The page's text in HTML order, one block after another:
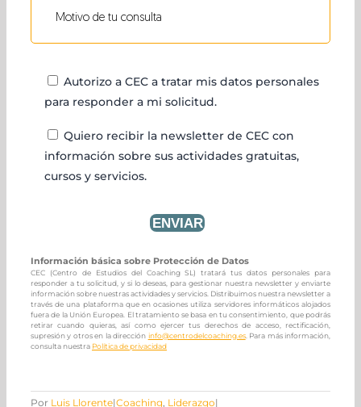
Autorizo a CEC a tratar mis datos personales
para responder a mi solicitud.
Quiero recibir la newsletter de CEC con
información sobre sus actividades gratuitas,
cursos y servicios.
Información básica sobre Protección de Datos
CEC (Centro de Estudios del Coaching SL) tratará tus datos personales para
responder a tu solicitud, y si lo deseas, para gestionar nuestra newsletter y enviarte
información sobre nuestras actividades y servicios. Distribuimos nuestra newsletter a
través de una plataforma que en ocasiones utiliza servidores informáticos alojados
fuera de la Unión Europea. El tratamiento se basa en tu consentimiento, que podrás
retirar cuando quieras, así como ejercer tus derechos de acceso, rectificación,
supresión y otros en la dirección info@centrodelcoaching.es. Para más información,
consulta nuestra Política de privacidad
Por Luis Llorente|Coaching Liderazgo|